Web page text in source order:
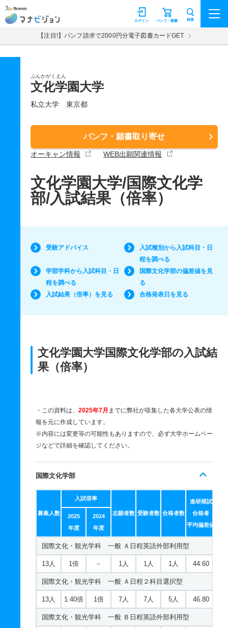
マナビジョン パンフ・願書
ログイン 検索
【注目!】パンフ請求で2000円分電子図書カードGET
ぶんかがくえん
文化学園大学
私立大学 東京都
パンフ・願書取り寄せ
オーキャン情報 WEB出願関連情報
文化学園大学/国際文化学
部/入試結果（倍率）
受験アドバイス
入試種別から入試科目・日
程を調べる
学部学科から入試科目・日
程を調べる
国際文化学部の偏差値を見
る
入試結果（倍率）を見る
合格発表日を見る
文化学園大学国際文化学部の入試結
果（倍率）
・この資料は、 2025年7月 までに弊社が収集した各大学公表の情
報を元に作成しています。
※内容には変更等の可能性もありますので、必ず大学ホームペー
ジなどで詳細を確認してください。
国際文化学部
募集人数
入試倍率
志願者数 受験者数 合格者数
進研模試
合格者
平均偏差値
2025
年度
2024
年度
国際文化・観光学科 一般 Ａ日程英語外部利用型
13人 1倍 － 1人 1人 1人 44.60
国際文化・観光学科 一般 Ａ日程２科目選択型
13人 1.40倍 1倍 7人 7人 5人 46.80
国際文化・観光学科 一般 Ｂ日程英語外部利用型